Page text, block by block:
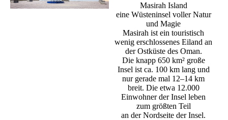
Masirah Island
eine Wüsteninsel voller Natur
und Magie
Masirah ist ein touristisch
wenig erschlossenes Eiland an
der Ostküste des Oman.
Die knapp 650 km² große
Insel ist ca. 100 km lang und
nur gerade mal 12–14 km
breit. Die etwa 12.000
Einwohner der Insel leben
zum größten Teil
an der Nordseite der Insel.